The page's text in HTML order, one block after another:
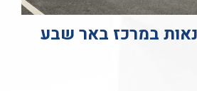
במרכז באר שבע